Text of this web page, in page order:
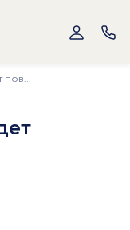
пов...